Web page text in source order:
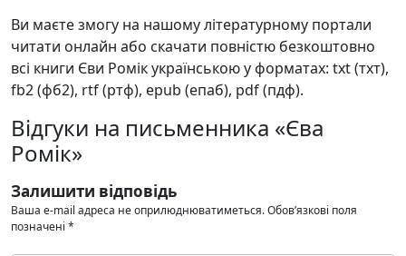
Ви маєте змогу на нашому літературному портали
читати онлайн або скачати повністю безкоштовно
всі книги Єви Ромік українською у форматах: txt (тхт),
fb2 (фб2), rtf (ртф), epub (епаб), pdf (пдф).
Відгуки на письменника «Єва
Ромік»
Залишити відповідь
Ваша e-mail адреса не оприлюднюватиметься.Обов’язкові поля
позначені *